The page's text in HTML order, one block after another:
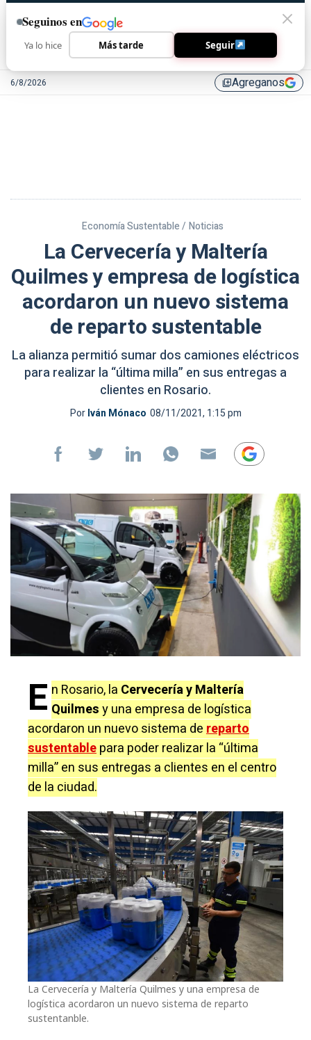
6/8/2026 library_addAgreganos
Economía Sustentable / Noticias
La Cervecería y Maltería
Quilmes y empresa de logística
acordaron un nuevo sistema
de reparto sustentable
La alianza permitió sumar dos camiones eléctricos
para realizar la “última milla” en sus entregas a
clientes en Rosario.
PorIván Mónaco 08/11/2021, 1:15 pm
E n Rosario, la Cervecería y Maltería
Quilmesy una empresa de logística
acordaron un nuevo sistema dereparto
sustentablepara poder realizar la “última
milla” en sus entregas a clientes en el centro
de la ciudad.
La Cervecería y Maltería Quilmes y una empresa de
logística acordaron un nuevo sistema de reparto
sustentanble.
Seguinos en
Ya lo hice Más tarde Seguir